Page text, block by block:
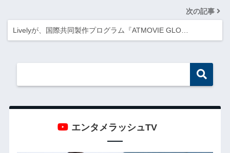
次の記事
Livelyが、国際共同製作プログラム『ATMOVIE GLO…
エンタメラッシュTV